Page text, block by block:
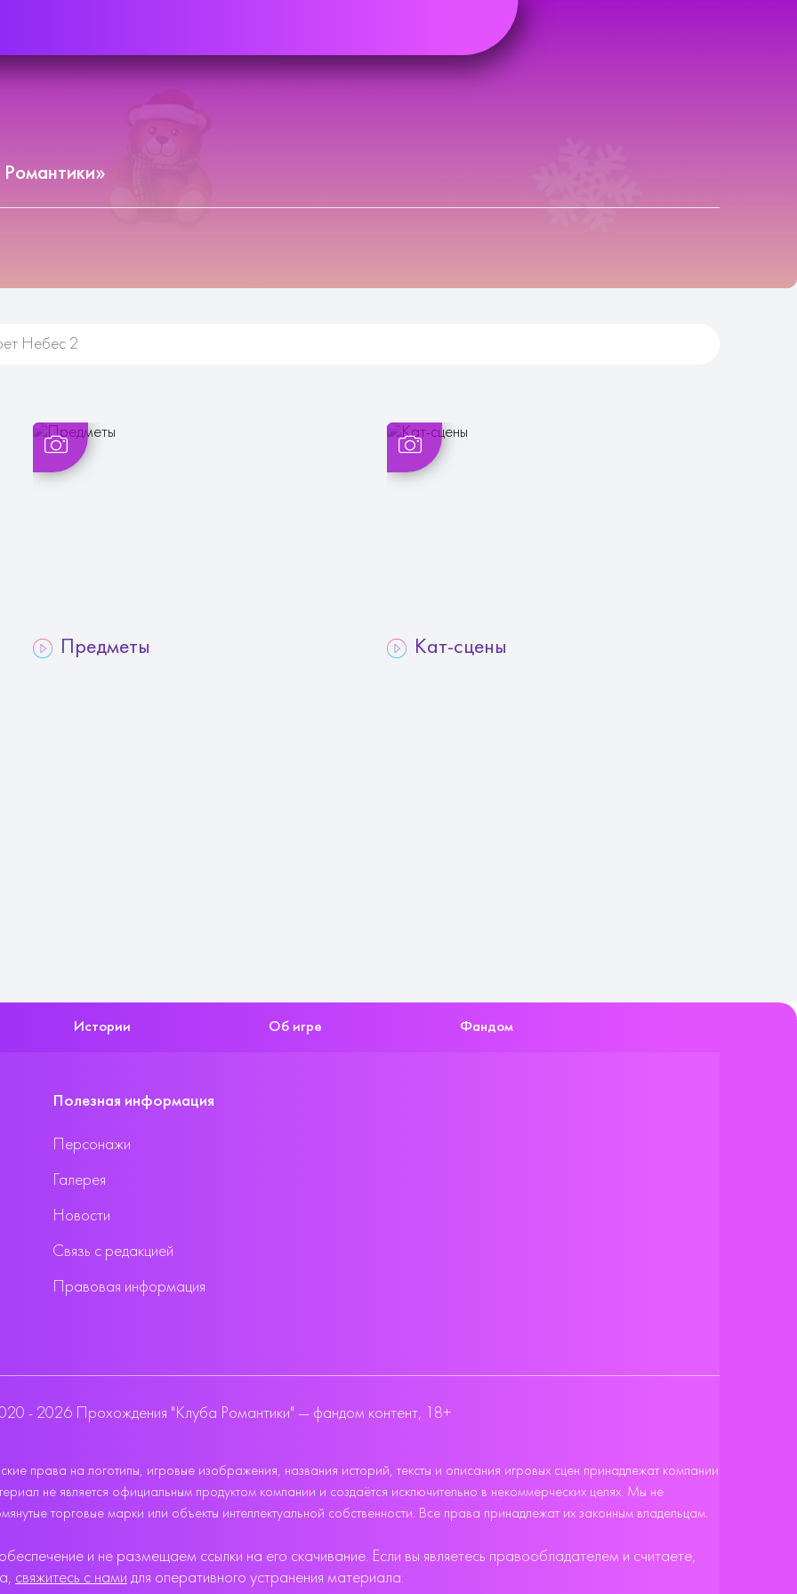
Небес 2
Предметы Кат-сцены
Истории Об игре Фандом
Полезная информация
Персонажи
Галерея
Новости
Связь с редакцией
Правовая информация
- 2026 Прохождения "Клуба Романтики" — фандом контент, 18+
права на логотипы, игровые изображения, названия историй, тексты и описания игровых сцен принадлежат компании
не является официальным продуктом компании и создаётся исключительно в некоммерческих целях. Мы не
торговые марки или объекты интеллектуальной собственности. Все права принадлежат их законным владельцам.
и не размещаем ссылки на его скачивание. Если вы являетесь правообладателем и считаете,
свяжитесь с нами для оперативного устранения материала.